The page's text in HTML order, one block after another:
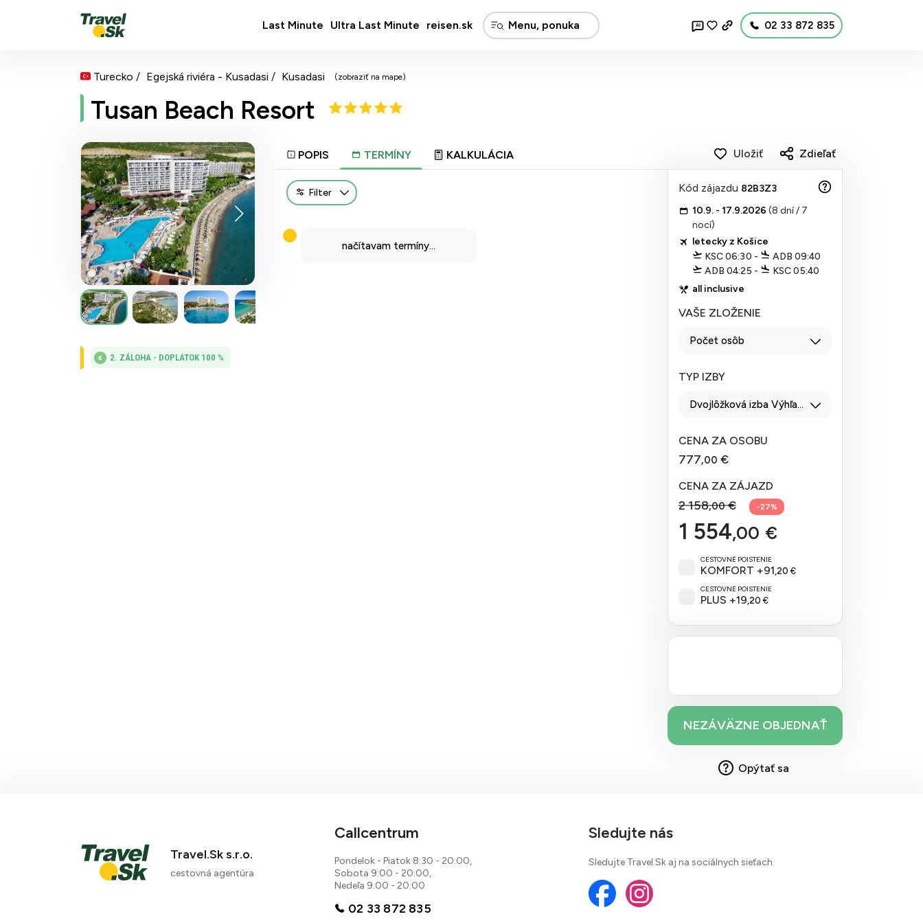
Last Minute Ultra Last Minute reisen.sk AI 02 33 872 835
Turecko Egejská riviéra - Kusadasi Kusadasi (zobraziť na mape)
Tusan Beach Resort
2. ZÁLOHA - DOPLATOK 100 %
POPIS TERMÍNY KALKULÁCIA
Filter
načítavam termíny...
Uložiť Zdieľať
Kód zájazdu 82B3Z3
10.9. - 17.9.2026 (8 dní / 7
nocí)
letecky z Košice
KSC 06:30 -
ADB 09:40
ADB 04:25 -
KSC 05:40
all inclusive
VAŠE ZLOŽENIE
Počet osôb
TYP IZBY
Dvojlôžková izba Výhľad na krajinu
CENA ZA OSOBU
777,00 €
CENA ZA ZÁJAZD
2 158,00€ -27%
1 554,00 €
CESTOVNÉ POISTENIE
KOMFORT +91,20 €
CESTOVNÉ POISTENIE
PLUS +19,20 €
Opýtať sa
Travel.Sk s.r.o.
cestovná agentúra
Callcentrum
Pondelok - Piatok 8:30 - 20:00,
Sobota 9:00 - 20:00,
Nedeľa 9:00 - 20:00
02 33 872 835
Sledujte nás
Sledujte Travel.Sk aj na sociálnych sieťach.